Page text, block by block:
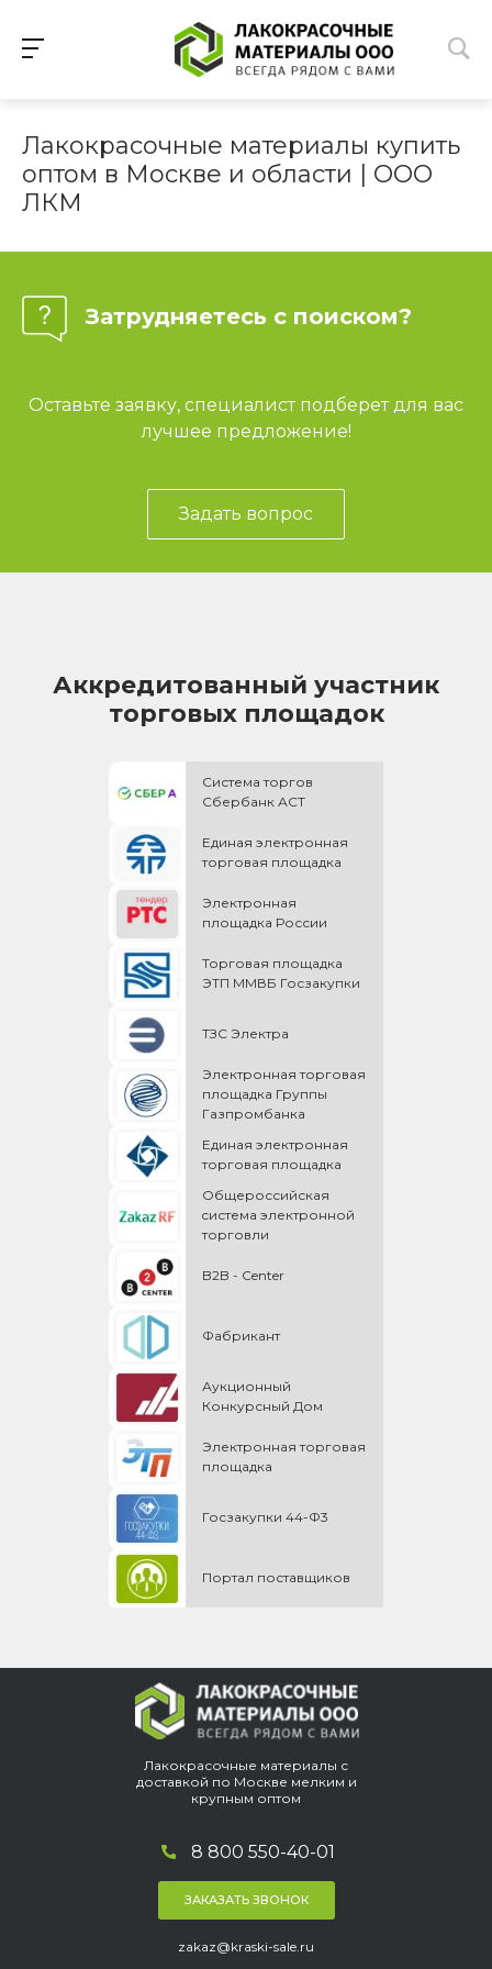
Лакокрасочные материалы купить
оптом в Москве и области | ООО
ЛКМ
Затрудняетесь с поиском?
Оставьте заявку, специалист подберет для вас
лучшее предложение!
Задать вопрос
Аккредитованный участник
торговых площадок
Система торгов
Сбербанк АСТ
Единая электронная
торговая площадка
Электронная
площадка России
Торговая площадка
ЭТП ММВБ Госзакупки
ТЗС Электра
Электронная торговая
площадка Группы
Газпромбанка
Единая электронная
торговая площадка
Общероссийская
cистема электронной
торговли
B2B - Center
Фабрикант
Аукционный
Конкурсный Дом
Электронная торговая
площадка
Госзакупки 44-Ф3
Портал поставщиков
Лакокрасочные материалы с
доставкой по Москве мелким и
крупным оптом
8 800 550-40-01
ЗАКАЗАТЬ ЗВОНОК
zakaz@kraski-sale.ru